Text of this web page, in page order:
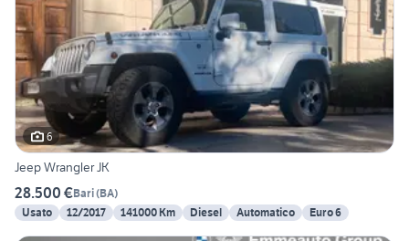
6
Jeep Wrangler JK
28.500 €Bari(BA)
Usato
12/2017 141000 Km Diesel Automatico Euro 6